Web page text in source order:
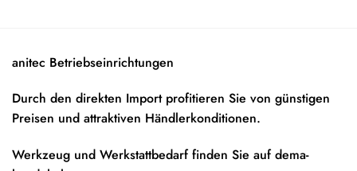
anitec Betriebseinrichtungen
Durch den direkten Import profitieren Sie von günstigen
Preisen und attraktiven Händlerkonditionen.
Werkzeug und Werkstattbedarf finden Sie aufdema-